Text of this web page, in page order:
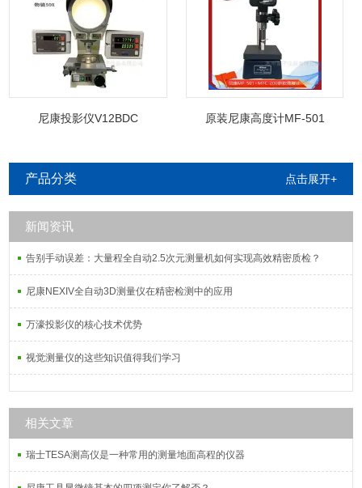
尼康投影仪V12BDC 原装尼康高度计MF-501
产品分类 点击展开+
新闻资讯
告别手动误差：大量程全自动2.5次元测量机如何实现高效精密质检？
尼康NEXIV全自动3D测量仪在精密检测中的应用
万濠投影仪的核心技术优势
视觉测量仪的这些知识值得我们学习
相关文章
瑞士TESA测高仪是一种常用的测量地面高程的仪器